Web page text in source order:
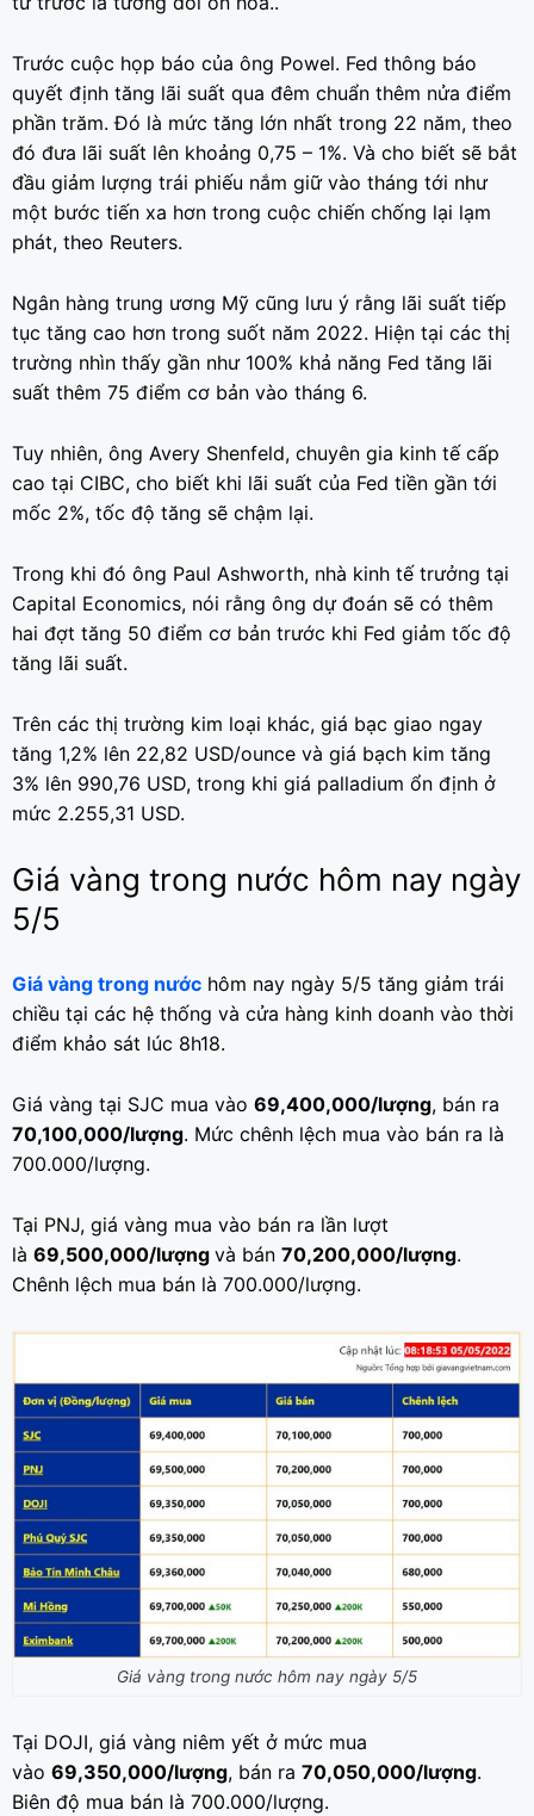
Trước cuộc họp báo của ông Powel. Fed thông báo
quyết định tăng lãi suất qua đêm chuẩn thêm nửa điểm
phần trăm. Đó là mức tăng lớn nhất trong 22 năm, theo
đó đưa lãi suất lên khoảng 0,75 – 1%. Và cho biết sẽ bắt
đầu giảm lượng trái phiếu nắm giữ vào tháng tới như
một bước tiến xa hơn trong cuộc chiến chống lại lạm
phát, theo Reuters.
Ngân hàng trung ương Mỹ cũng lưu ý rằng lãi suất tiếp
tục tăng cao hơn trong suốt năm 2022. Hiện tại các thị
trường nhìn thấy gần như 100% khả năng Fed tăng lãi
suất thêm 75 điểm cơ bản vào tháng 6.
Tuy nhiên, ông Avery Shenfeld, chuyên gia kinh tế cấp
cao tại CIBC, cho biết khi lãi suất của Fed tiền gần tới
mốc 2%, tốc độ tăng sẽ chậm lại.
Trong khi đó ông Paul Ashworth, nhà kinh tế trưởng tại
Capital Economics, nói rằng ông dự đoán sẽ có thêm
hai đợt tăng 50 điểm cơ bản trước khi Fed giảm tốc độ
tăng lãi suất.
Trên các thị trường kim loại khác, giá bạc giao ngay
tăng 1,2% lên 22,82 USD/ounce và giá bạch kim tăng
3% lên 990,76 USD, trong khi giá palladium ổn định ở
mức 2.255,31 USD.
Giá vàng trong nước hôm nay ngày
5/5
Giá vàng trong nước hôm nay ngày 5/5 tăng giảm trái
chiều tại các hệ thống và cửa hàng kinh doanh vào thời
điểm khảo sát lúc 8h18.
Giá vàng tại SJC mua vào 69,400,000/lượng, bán ra
70,100,000/lượng. Mức chênh lệch mua vào bán ra là
700.000/lượng.
Tại PNJ, giá vàng mua vào bán ra lần lượt
là 69,500,000/lượng và bán 70,200,000/lượng.
Chênh lệch mua bán là 700.000/lượng.
Giá vàng trong nước hôm nay ngày 5/5
Tại DOJI, giá vàng niêm yết ở mức mua
vào 69,350,000/lượng, bán ra 70,050,000/lượng.
Biên độ mua bán là 700.000/lượng.